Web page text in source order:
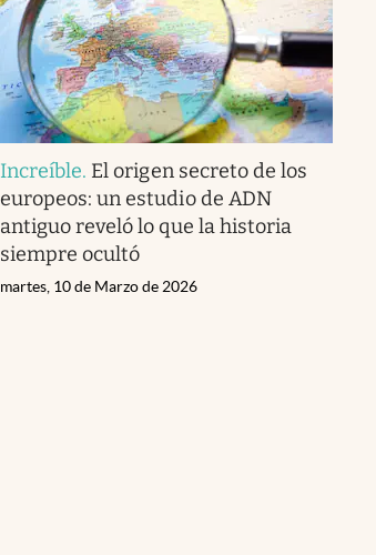
El Cronista Studio
Mediakit
abre en nueva pestaña
Increíble. El origen secreto de los
europeos: un estudio de ADN
antiguo reveló lo que la historia
siempre ocultó
martes, 10 de Marzo de 2026